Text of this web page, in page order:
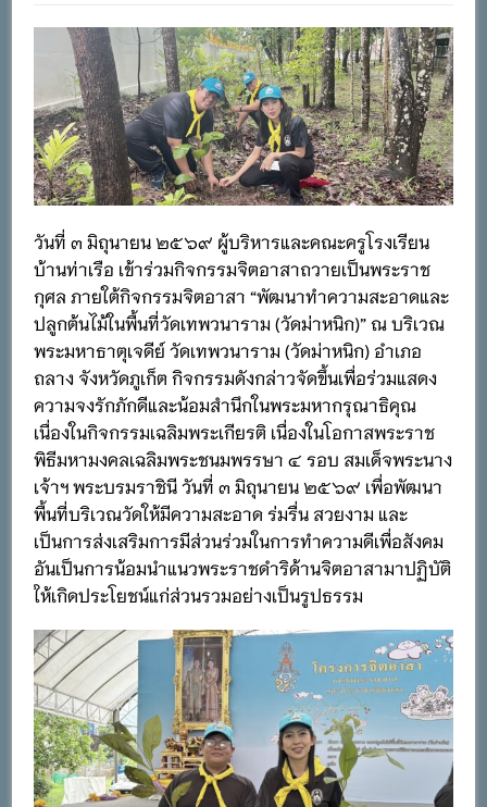
วันที่ ๓ มิถุนายน ๒๕๖๙ ผู้บริหารและคณะครูโรงเรียน
บ้านท่าเรือ เข้าร่วมกิจกรรมจิตอาสาถวายเป็นพระราช
กุศล ภายใต้กิจกรรมจิตอาสา “พัฒนาทำความสะอาดและ
ปลูกต้นไม้ในพื้นที่วัดเทพวนาราม (วัดม่าหนิก)” ณ บริเวณ
พระมหาธาตุเจดีย์ วัดเทพวนาราม (วัดม่าหนิก) อำเภอ
ถลาง จังหวัดภูเก็ต กิจกรรมดังกล่าวจัดขึ้นเพื่อร่วมแสดง
ความจงรักภักดีและน้อมสำนึกในพระมหากรุณาธิคุณ
เนื่องในกิจกรรมเฉลิมพระเกียรติ เนื่องในโอกาสพระราช
พิธีมหามงคลเฉลิมพระชนมพรรษา ๔ รอบ สมเด็จพระนาง
เจ้าฯ พระบรมราชินี วันที่ ๓ มิถุนายน ๒๕๖๙ เพื่อพัฒนา
พื้นที่บริเวณวัดให้มีความสะอาด ร่มรื่น สวยงาม และ
เป็นการส่งเสริมการมีส่วนร่วมในการทำความดีเพื่อสังคม
อันเป็นการน้อมนำแนวพระราชดำริด้านจิตอาสามาปฏิบัติ
ให้เกิดประโยชน์แก่ส่วนรวมอย่างเป็นรูปธรรม